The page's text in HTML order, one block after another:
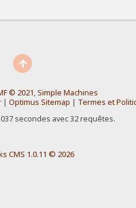
© 2021,Simple Machines
| Optimus Sitemap | Termes et
secondes avec 32 requêtes.
CMS 1.0.11 © 2026